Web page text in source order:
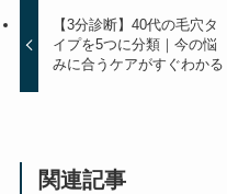
【3分診断】40代の毛穴タ
イプを5つに分類｜今の悩
みに合うケアがすぐわかる
関連記事